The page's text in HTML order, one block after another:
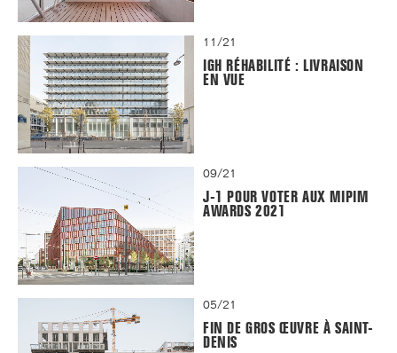
11/21
IGH RÉHABILITÉ : LIVRAISON
EN VUE
09/21
J-1 POUR VOTER AUX MIPIM
AWARDS 2021
05/21
FIN DE GROS ŒUVRE À SAINT-
DENIS